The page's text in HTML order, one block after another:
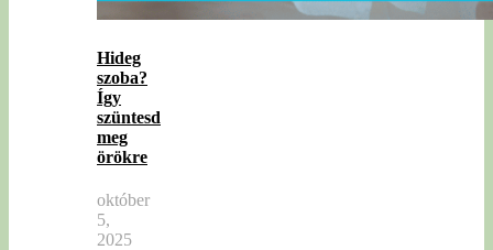
Hideg
szoba?
Így
szüntesd
meg
örökre
október
5,
2025